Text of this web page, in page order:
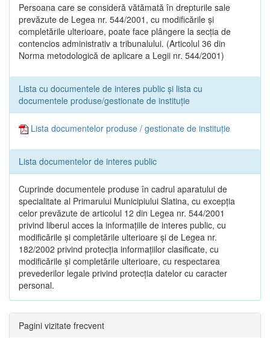
Persoana care se consideră vătămată în drepturile sale
prevăzute de Legea nr. 544/2001, cu modificările şi
completările ulterioare, poate face plângere la secţia de
contencios administrativ a tribunalului. (Articolul 36 din
Norma metodologică de aplicare a Legii nr. 544/2001)
Lista cu documentele de interes public și lista cu
documentele produse/gestionate de instituție
Lista documentelor produse / gestionate de instituție
Lista documentelor de interes public
Cuprinde documentele produse în cadrul aparatului de
specialitate al Primarului Municipiului Slatina, cu excepția
celor prevăzute de articolul 12 din Legea nr. 544/2001
privind liberul acces la informațiile de interes public, cu
modificările și completările ulterioare și de Legea nr.
182/2002 privind protecția informațiilor clasificate, cu
modificările și completările ulterioare, cu respectarea
prevederilor legale privind protecția datelor cu caracter
personal.
Pagini vizitate frecvent